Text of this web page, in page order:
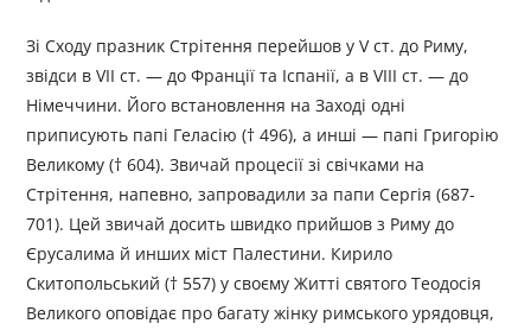
Зі Сходу празник Стрітення перейшов у V ст. до Риму,
звідси в VII ст. — до Франції та Іспанії, а в VIII ст. — до
Німеччини. Його встановлення на Заході одні
приписують папі Геласію († 496), а инші — папі Григорію
Великому († 604). Звичай процесії зі свічками на
Стрітення, напевно, запровадили за папи Сергія (687-
701). Цей звичай досить швидко прийшов з Риму до
Єрусалима й инших міст Палестини. Кирило
Скитопольський († 557) у своєму Житті святого Теодосія
Великого оповідає про багату жінку римсь­кого урядовця,